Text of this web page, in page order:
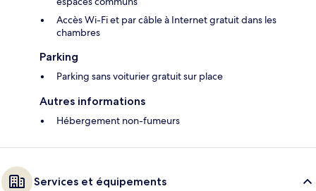
Accès Wi-Fi et par câble à Internet gratuit dans les
chambres
Parking
Parking sans voiturier gratuit sur place
Autres informations
Hébergement non-fumeurs
Services et équipements